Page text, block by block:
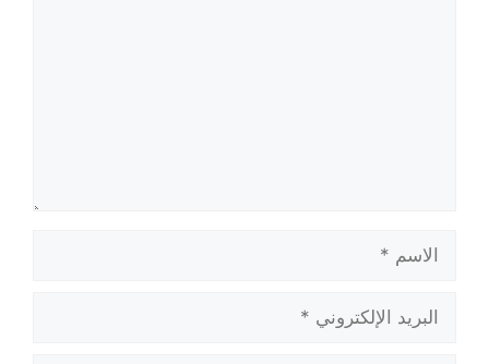
الإلكتروني